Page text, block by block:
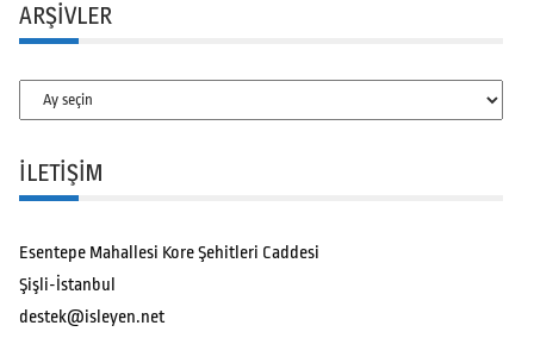
ARŞIVLER
Arşivler
İLETİŞİM
Esentepe Mahallesi Kore Şehitleri Caddesi
Şişli-İstanbul
destek@isleyen.net